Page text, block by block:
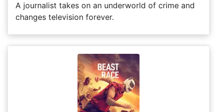
A journalist takes on an underworld of crime and
changes television forever.